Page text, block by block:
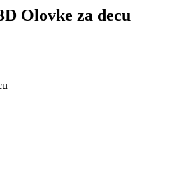
Olovke za decu